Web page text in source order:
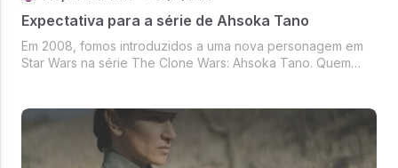
Expectativa para a série de Ahsoka Tano
Em 2008, fomos introduzidos a uma nova personagem em
Star Wars na série The Clone Wars: Ahsoka Tano. Quem
desenvolvimento em várias ...